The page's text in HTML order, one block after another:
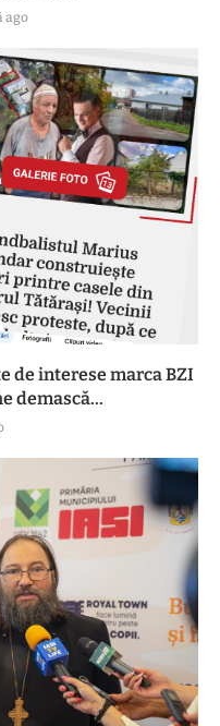
ago
de interese marca BZI
demască...